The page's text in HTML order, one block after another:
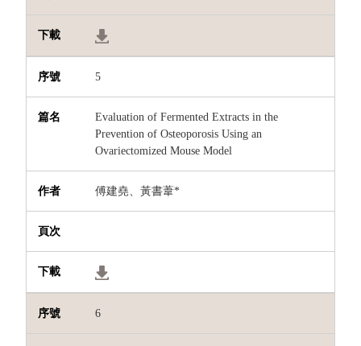
5
Evaluation of Fermented Extracts in the
Prevention of Osteoporosis Using an
Ovariectomized Mouse Model
傅建堯、黃書葦*
6